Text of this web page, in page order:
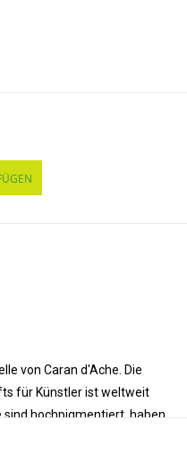
von Caran d'Ache. Die
für Künstler ist weltweit
hochpigmentiert, haben